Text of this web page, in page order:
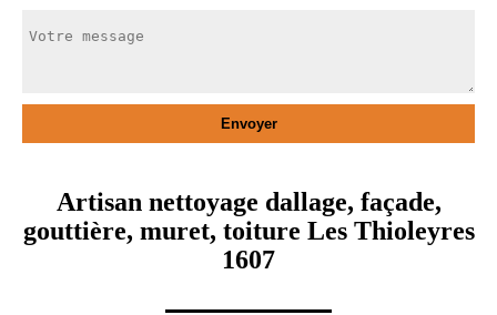
Artisan nettoyage dallage, façade,
gouttière, muret, toiture Les Thioleyres
1607